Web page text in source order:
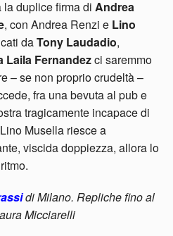
duplice firma di Andrea
, con Andrea Renzi e Lino
daTony Laudadio,
Laila Fernandezci saremmo
– se non proprio crudeltà –
fra una bevuta al pub e
tragicamente incapace di
Musella riesce a
viscida doppiezza, allora lo
di Milano. Repliche fino al
Micciarelli